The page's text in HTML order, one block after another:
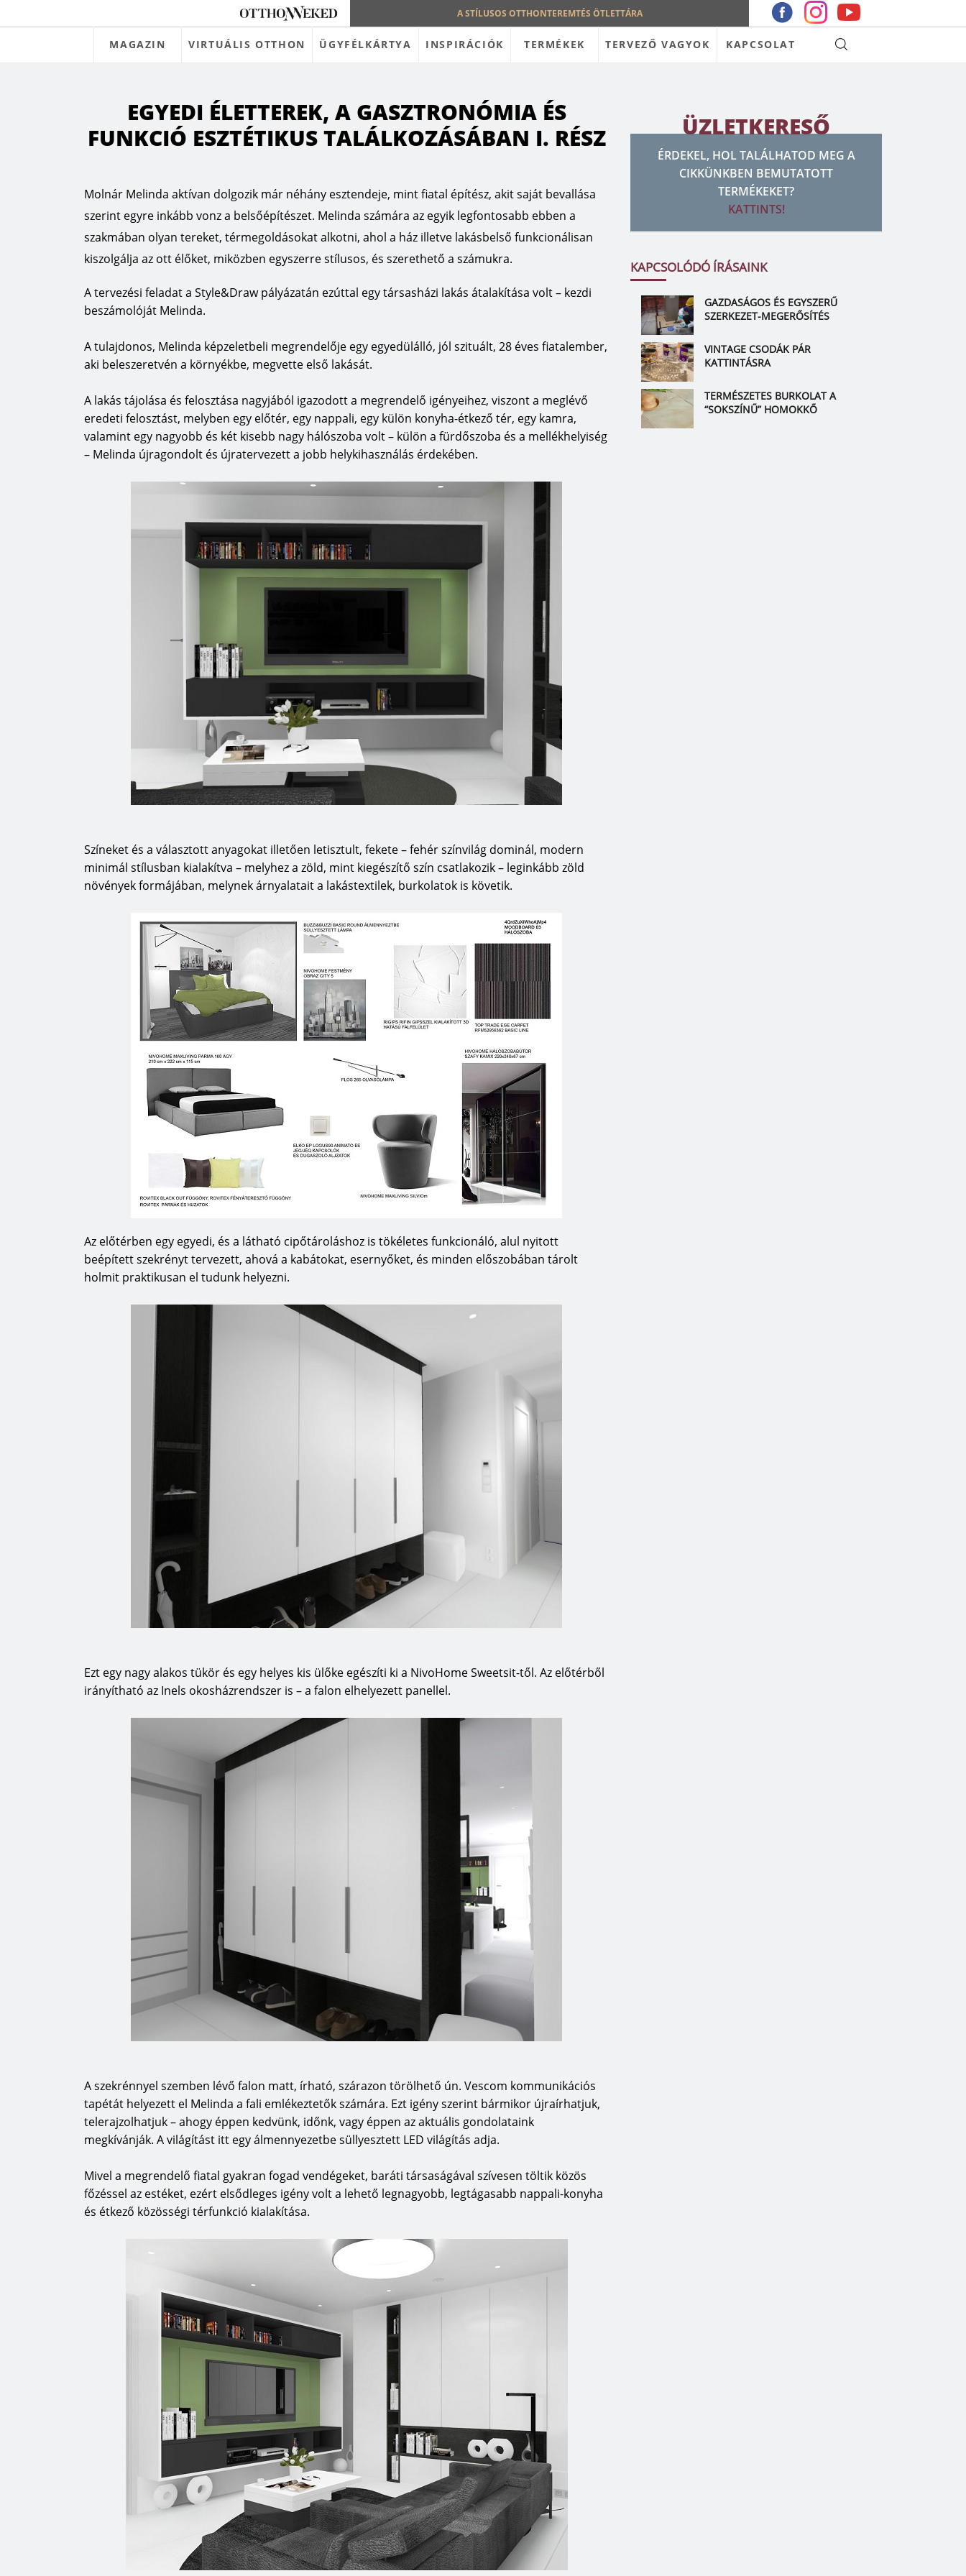
A STÍLUSOS OTTHONTEREMTÉS ÖTLETTÁRA
MAGAZIN VIRTUÁLIS OTTHON ÜGYFÉLKÁRTYA INSPIRÁCIÓK TERMÉKEK TERVEZŐ VAGYOK KAPCSOLAT
EGYEDI ÉLETTEREK, A GASZTRONÓMIA ÉS
FUNKCIÓ ESZTÉTIKUS TALÁLKOZÁSÁBAN I. RÉSZ
Molnár Melinda aktívan dolgozik már néhány esztendeje, mint fiatal építész, akit saját bevallása
szerint egyre inkább vonz a belsőépítészet. Melinda számára az egyik legfontosabb ebben a
szakmában olyan tereket, térmegoldásokat alkotni, ahol a ház illetve lakásbelső funkcionálisan
kiszolgálja az ott élőket, miközben egyszerre stílusos, és szerethető a számukra.
A tervezési feladat a Style&Draw pályázatán ezúttal egy társasházi lakás átalakítása volt – kezdi
beszámolóját Melinda.
A tulajdonos, Melinda képzeletbeli megrendelője egy egyedülálló, jól szituált, 28 éves fiatalember,
aki beleszeretvén a környékbe, megvette első lakását.
A lakás tájolása és felosztása nagyjából igazodott a megrendelő igényeihez, viszont a meglévő
eredeti felosztást, melyben egy előtér, egy nappali, egy külön konyha-étkező tér, egy kamra,
valamint egy nagyobb és két kisebb nagy hálószoba volt – külön a fürdőszoba és a mellékhelyiség
– Melinda újragondolt és újratervezett a jobb helykihasználás érdekében.
Színeket és a választott anyagokat illetően letisztult, fekete – fehér színvilág dominál, modern
minimál stílusban kialakítva – melyhez a zöld, mint kiegészítő szín csatlakozik – leginkább zöld
növények formájában, melynek árnyalatait a lakástextilek, burkolatok is követik.
Az előtérben egy egyedi, és a látható cipőtároláshoz is tökéletes funkcionáló, alul nyitott
beépített szekrényt tervezett, ahová a kabátokat, esernyőket, és minden előszobában tárolt
holmit praktikusan el tudunk helyezni.
Ezt egy nagy alakos tükör és egy helyes kis ülőke egészíti ki a NivoHome Sweetsit-től. Az előtérből
irányítható az Inels okosházrendszer is – a falon elhelyezett panellel.
A szekrénnyel szemben lévő falon matt, írható, szárazon törölhető ún. Vescom kommunikációs
tapétát helyezett el Melinda a fali emlékeztetők számára. Ezt igény szerint bármikor újraírhatjuk,
telerajzolhatjuk – ahogy éppen kedvünk, időnk, vagy éppen az aktuális gondolataink
megkívánják. A világítást itt egy álmennyezetbe süllyesztett LED világítás adja.
Mivel a megrendelő fiatal gyakran fogad vendégeket, baráti társaságával szívesen töltik közös
főzéssel az estéket, ezért elsődleges igény volt a lehető legnagyobb, legtágasabb nappali-konyha
és étkező közösségi térfunkció kialakítása.
ÜZLETKERESŐ
ÉRDEKEL, HOL TALÁLHATOD MEG A
CIKKÜNKBEN BEMUTATOTT
TERMÉKEKET?
KATTINTS!
KAPCSOLÓDÓ ÍRÁSAINK
GAZDASÁGOS ÉS EGYSZERŰ
SZERKEZET-MEGERŐSÍTÉS
VINTAGE CSODÁK PÁR
KATTINTÁSRA
TERMÉSZETES BURKOLAT A
“SOKSZÍNŰ” HOMOKKŐ